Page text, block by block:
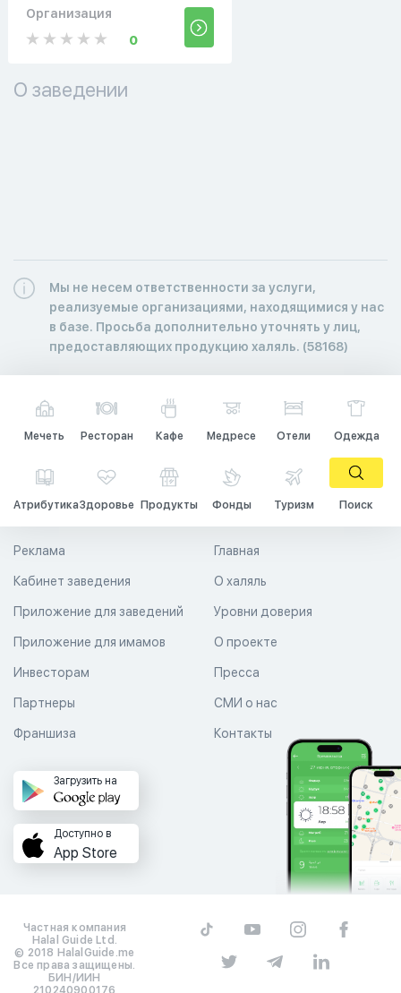
Организация
0
О заведении
Мы не несем ответственности за услуги,
реализуемые организациями, находящимися у нас
в базе. Просьба дополнительно уточнять у лиц,
предоставляющих продукцию халяль. (58168)
Мечеть Ресторан Кафе Медресе Отели Одежда
АтрибутикаЗдоровье Продукты Фонды Туризм Поиск
Главная
О халяль
Уровни доверия
Реклама
Кабинет заведения
Приложение для заведений
Приложение для имамов О проекте
Пресса
СМИ о нас
Контакты
Инвесторам
Партнеры
Франшиза
Загрузить на
Доступно в
App Store
Частная компания
Halal Guide Ltd.
© 2018 HalalGuide.me
Все права защищены.
БИН/ИИН
210240900176